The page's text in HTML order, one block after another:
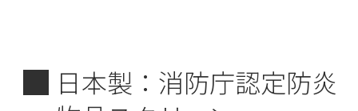
■ 日本製：消防庁認定防炎